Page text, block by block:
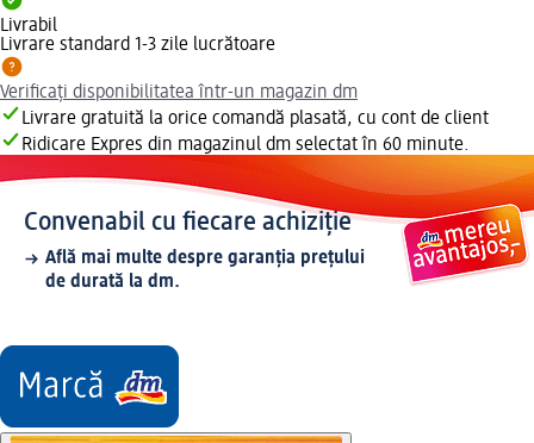
Livrabil
Livrare standard 1-3 zile lucrătoare
Verificați disponibilitatea într-un magazin dm
Livrare gratuită la orice comandă plasată, cu cont de client
Ridicare Expres din magazinul dm selectat în 60 minute.
Convenabil cu fiecare achiziție
Află mai multe despre garanția prețului
de durată la dm.